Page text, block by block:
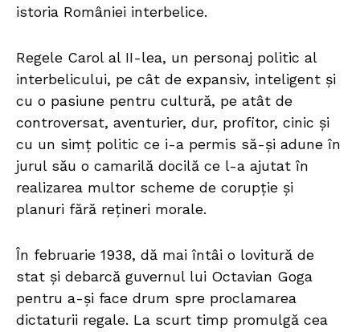
istoria României interbelice.
Regele Carol al II-lea, un personaj politic al
interbelicului, pe cât de expansiv, inteligent și
cu o pasiune pentru cultură, pe atât de
controversat, aventurier, dur, profitor, cinic și
cu un simț politic ce i-a permis să-și adune în
jurul său o camarilă docilă ce l-a ajutat în
realizarea multor scheme de corupție și
planuri fără rețineri morale.
În februarie 1938, dă mai întâi o lovitură de
stat și debarcă guvernul lui Octavian Goga
pentru a-și face drum spre proclamarea
dictaturii regale. La scurt timp promulgă cea